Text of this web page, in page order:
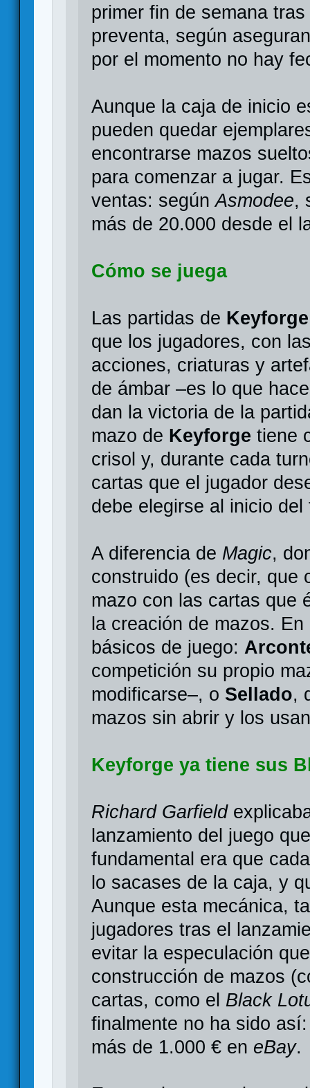
primer fin de semana
preventa, según
por el momento no hay
Aunque la caja de inicio
pueden quedar
encontrarse mazos
para comenzar a jugar.
ventas: segúnAsmodee,
más de 20.000 desde el
Cómo se juega
Las partidas de Keyforge
que los jugadores, con
acciones, criaturas y
de ámbar –es lo que
dan la victoria de la
mazo de Keyforge tiene
crisol y, durante cada
cartas que el jugador
debe elegirse al inicio del
A diferencia de Magic,
construido (es decir, que
mazo con las cartas que
la creación de mazos.
básicos de juego:
competición su propio
modificarse–, o Sellado,
mazos sin abrir y los
Keyforge ya tiene sus
Richard Garfield
lanzamiento del juego
fundamental era que
lo sacases de la caja, y
Aunque esta mecánica,
jugadores tras el
evitar la especulación
construcción de mazos
cartas, como el Black
finalmente no ha sido
más de 1.000 € en eBay.